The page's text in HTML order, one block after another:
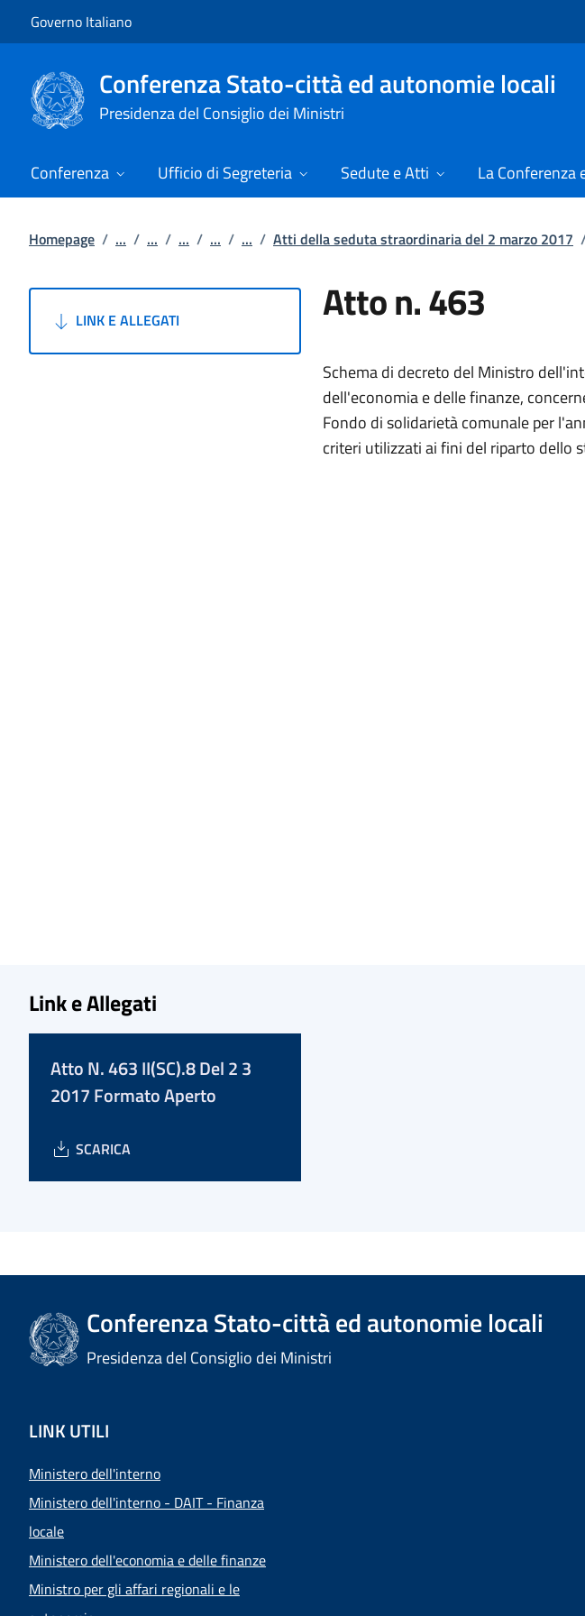
Governo Italiano
Conferenza Stato-città ed autonomie locali
Presidenza del Consiglio dei Ministri
Conferenza Ufficio di Segreteria Sedute e Atti La Conferenza
Homepage / ... / ... / ... / ... / ... / Atti della seduta straordinaria del 2 marzo 2017
LINK E ALLEGATI Atto n. 463
Schema di decreto del Ministro
dell'economia e delle finanze,
Fondo di solidarietà comunale per
criteri utilizzati ai fini del
Link e Allegati
Atto N. 463 II(SC).8 Del 2 3
2017 Formato Aperto
SCARICA
Conferenza Stato-città ed autonomie locali
Presidenza del Consiglio dei Ministri
LINK UTILI
Ministero dell'interno
Ministero dell'interno - DAIT - Finanza
locale
Ministero dell'economia e delle finanze
Ministro per gli affari regionali e le